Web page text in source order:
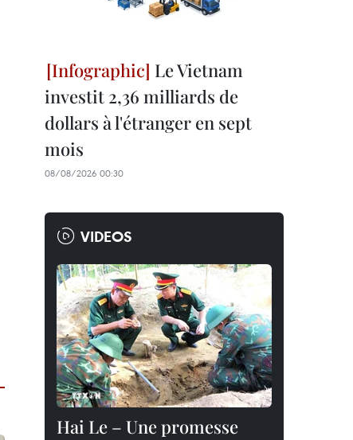
Le Vietnam
investit 2,36 milliards de
dollars à l'étranger en sept
mois
08/08/2026 00:30
VIDEOS
Hai Le – Une promesse